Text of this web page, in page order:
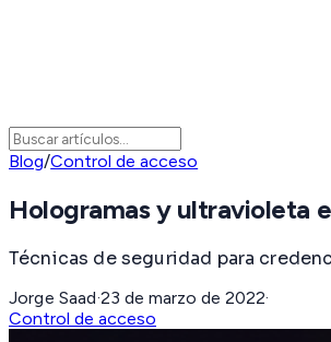
Blog/Control de acceso
Hologramas y ultravioleta
Técnicas de seguridad para
Jorge Saad·23 de marzo de 2022·
Control de acceso